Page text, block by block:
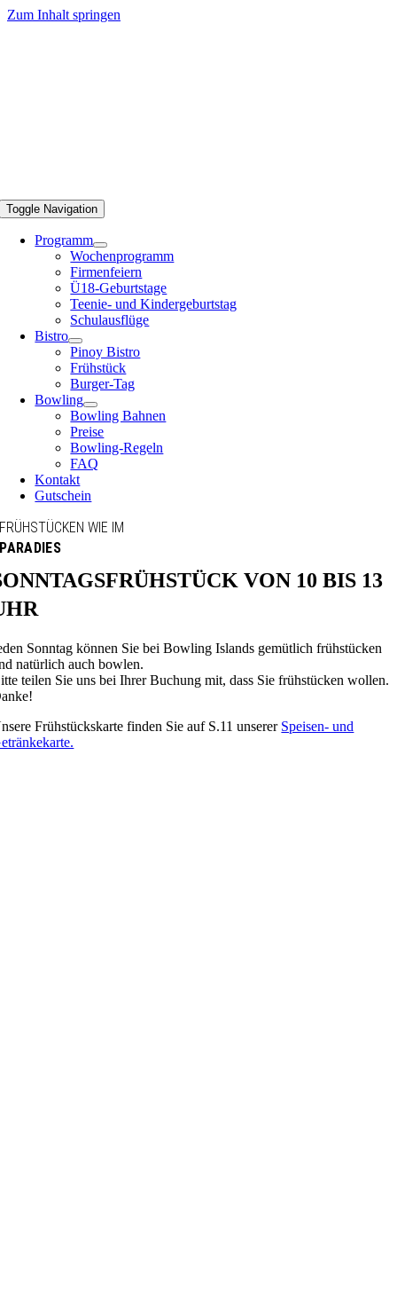
Zum Inhalt springen
Toggle Navigation
Programm
Wochenprogramm
Firmenfeiern
Ü18-Geburtstage
Teenie- und Kindergeburtstag
Schulausflüge
Bistro
Pinoy Bistro
Frühstück
Burger-Tag
Bowling
Bowling Bahnen
Preise
Bowling-Regeln
FAQ
Kontakt
Gutschein
FRÜHSTÜCKEN WIE IM
PARADIES
VON 10 BIS 13
Sonntag können Sie bei Bowling Islands gemütlich frühstücken
natürlich auch bowlen.
teilen Sie uns bei Ihrer Buchung mit, dass Sie frühstücken wollen.
Frühstückskarte finden Sie auf S.11 unserer Speisen- und